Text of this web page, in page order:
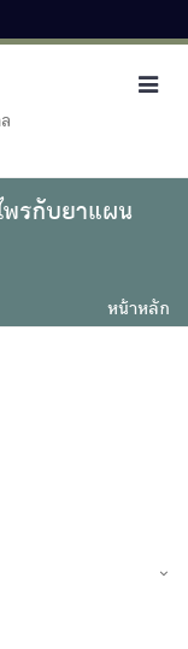
พรกับยาแผน
หน้าหลัก